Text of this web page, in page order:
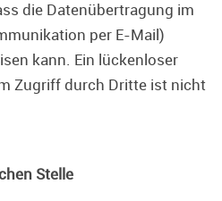
die Datenübertragung im
per E-Mail)
kann. Ein lückenloser
Zugriff durch Dritte ist nicht
Stelle